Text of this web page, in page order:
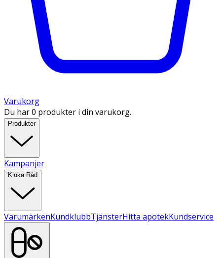
Varukorg
Du har 0 produkter i din varukorg.
Produkter
Kampanjer
Kloka Råd
VarumärkenKundklubbTjänsterHitta apotekKundservice